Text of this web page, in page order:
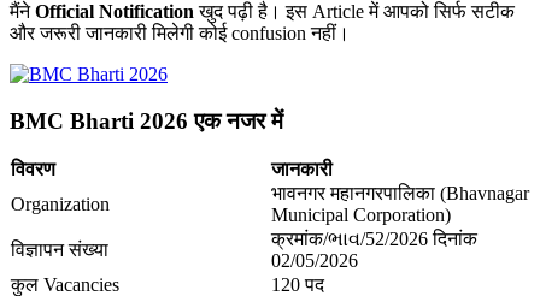
मैंनेOfficial Notification खुद पढ़ी है। इस Article में आपको सिर्फ सटीक
और जरूरी जानकारी मिलेगी कोई confusion नहीं।
BMC Bharti 2026 एक नजर में
विवरण
जानकारी
Organization
भावनगर महानगरपालिका (Bhavnagar
Municipal Corporation)
विज्ञापन संख्या
क्रमांक/ભાવ/52/2026 दिनांक
02/05/2026
कुल Vacancies
120 पद